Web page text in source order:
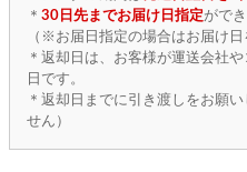
＊ 30日先までお届け日指定ができ
（※お届日指定の場合はお届け日
＊返却日は、お客様が運送会社
日です。
＊返却日までに引き渡しをお願
せん）